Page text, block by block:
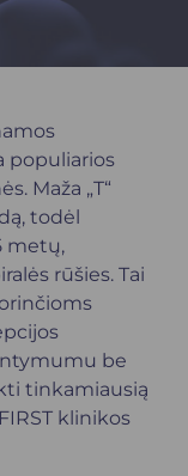
populiarios
Maža „T“
todėl
metų,
rūšies. Tai
be
tinkamiausią
klinikos